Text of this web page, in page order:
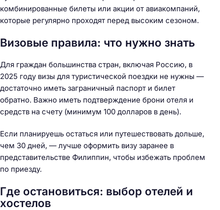
комбинированные билеты или акции от авиакомпаний,
которые регулярно проходят перед высоким сезоном.
Визовые правила: что нужно знать
Для граждан большинства стран, включая Россию, в
2025 году визы для туристической поездки не нужны —
достаточно иметь заграничный паспорт и билет
обратно. Важно иметь подтверждение брони отеля и
средств на счету (минимум 100 долларов в день).
Если планируешь остаться или путешествовать дольше,
чем 30 дней, — лучше оформить визу заранее в
представительстве Филиппин, чтобы избежать проблем
по приезду.
Где остановиться: выбор отелей и
хостелов